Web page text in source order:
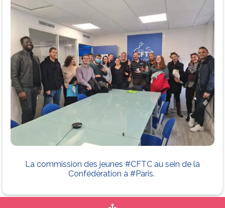
La commission des jeunes #CFTC au sein de la
Confédération à #Paris.